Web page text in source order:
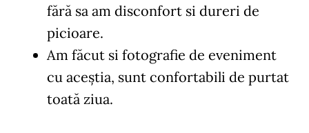
fără sa am disconfort si dureri de
picioare.
Am făcut si fotografie de eveniment
cu aceștia, sunt confortabili de purtat
toată ziua.